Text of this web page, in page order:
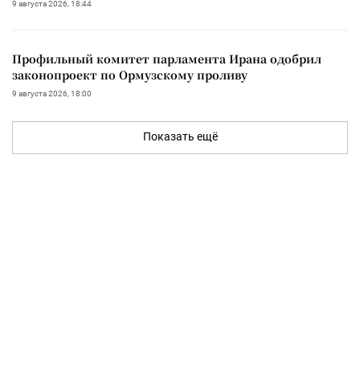
9 августа 2026, 18:44
Профильный комитет парламента Ирана одобрил
законопроект по Ормузскому проливу
9 августа 2026, 18:00
Показать ещё